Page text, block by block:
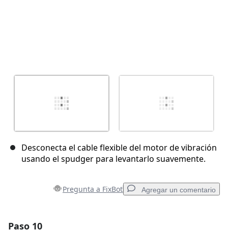
Desconecta el cable flexible del motor de vibración
usando el spudger para levantarlo suavemente.
Pregunta a FixBot Agregar un comentario
Paso 10